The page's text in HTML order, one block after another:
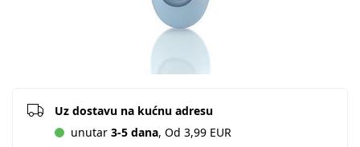
Uz dostavu na kućnu adresu
unutar 3-5 dana, Od 3,99 EUR